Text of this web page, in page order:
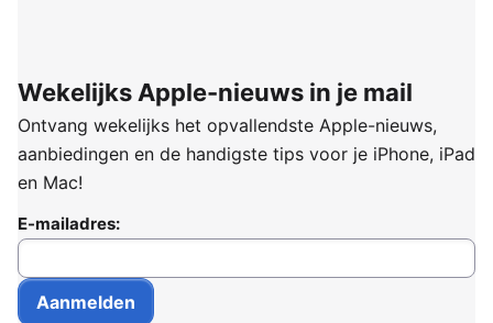
Wekelijks Apple-nieuws in je mail
Ontvang wekelijks het opvallendste Apple-nieuws,
aanbiedingen en de handigste tips voor je iPhone, iPad
en Mac!
E-mailadres: